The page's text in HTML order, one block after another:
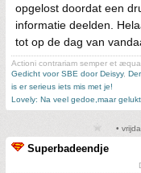
opgelost doordat een
informatie deelden.
tot op de dag van
Actioni contrariam semper et
Gedicht voor SBE door Deisyy,
is er serieus iets mis met je!
Lovely: Na veel gedoe,maar
•
Superbadeendje